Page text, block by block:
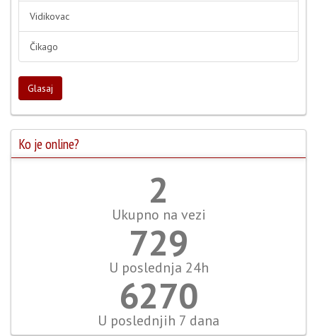
Vidikovac
Čikago
Glasaj
Ko je online?
2
Ukupno na vezi
810
U poslednja 24h
6967
U poslednjih 7 dana